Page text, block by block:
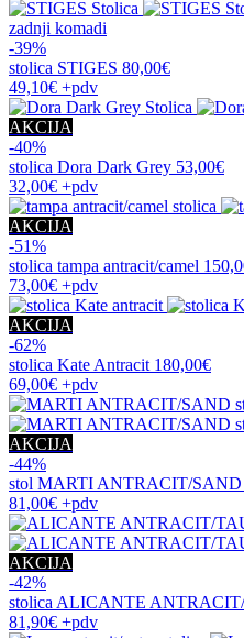
zadnji komadi
-39%
stolica STIGES 80,00€
49,10€ +pdv
AKCIJA
-40%
stolica Dora Dark Grey 53,00€
32,00€ +pdv
AKCIJA
-51%
stolica tampa antracit/camel
73,00€ +pdv
AKCIJA
-62%
stolica Kate Antracit 180,00€
69,00€ +pdv
AKCIJA
-44%
stol MARTI ANTRACIT/SAND
81,00€ +pdv
AKCIJA
-42%
stolicaALICANTE
81,90€ +pdv